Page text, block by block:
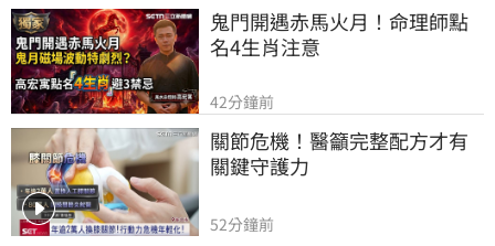
鬼門開遇赤馬火月！命理師點
名4生肖注意
42分鐘前
關節危機！醫籲完整配方才有
關鍵守護力
52分鐘前